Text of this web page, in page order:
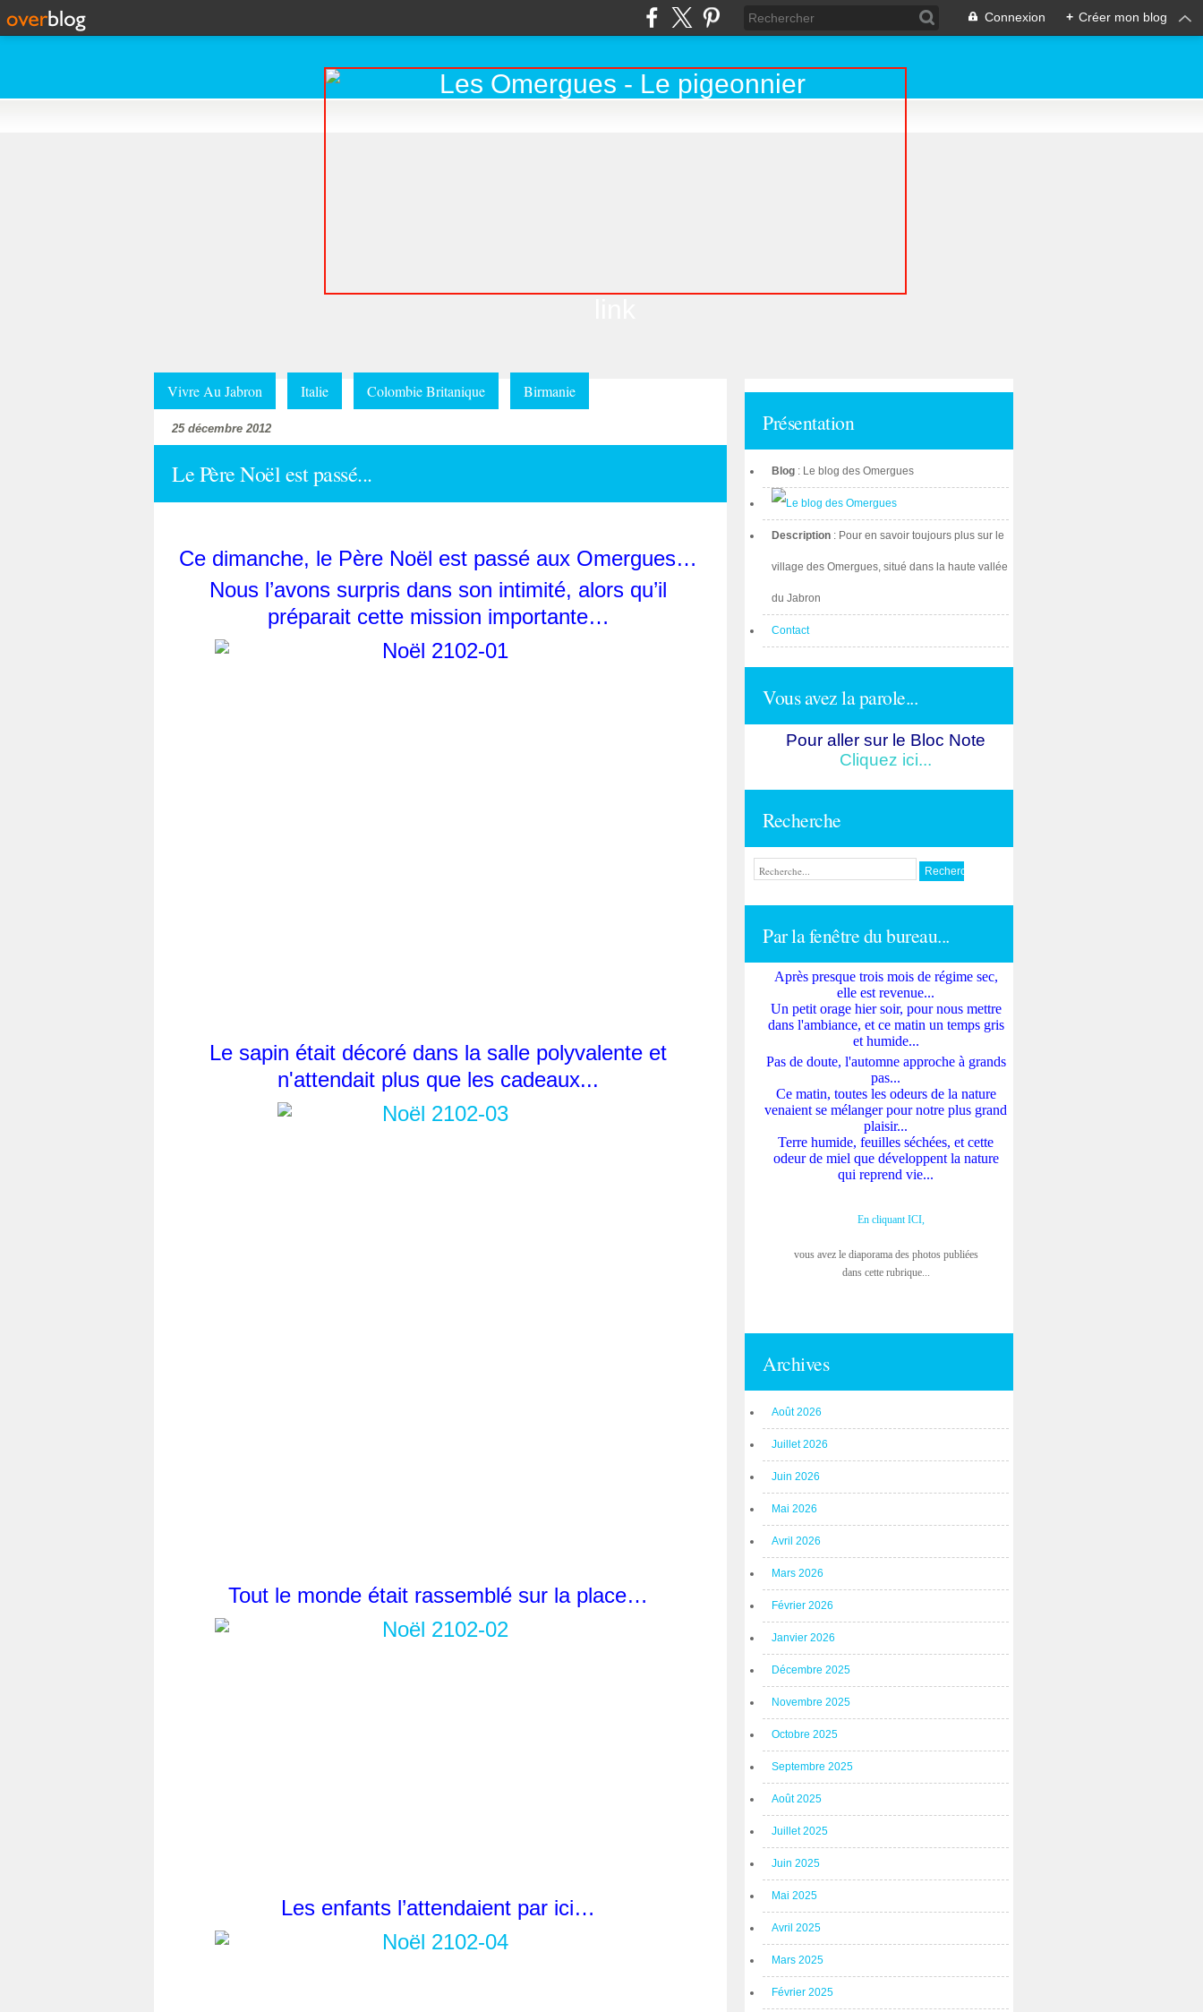
Connexion + Créer mon blog
Vivre Au Jabron Italie Colombie Britanique Birmanie
25 décembre 2012
Le Père Noël est passé...
Ce dimanche, le Père Noël est passé aux Omergues…
Nous l’avons surpris dans son intimité, alors qu’il
préparait cette mission importante…
Le sapin était décoré dans la salle polyvalente et
n'attendait plus que les cadeaux...
Tout le monde était rassemblé sur la place…
Les enfants l’attendaient par ici…
Présentation
Blog : Le blog des Omergues
Description : Pour en savoir toujours plus sur le
village des Omergues, situé dans la haute vallée
du Jabron
Contact
Vous avez la parole...
Pour aller sur le Bloc Note
Cliquez ici...
Recherche
Par la fenêtre du bureau...
Après presque trois mois de régime sec,
elle est revenue...
Un petit orage hier soir, pour nous mettre
dans l'ambiance, et ce matin un temps gris
et humide...
Pas de doute, l'automne approche à grands
pas...
Ce matin, toutes les odeurs de la nature
venaient se mélanger pour notre plus grand
plaisir...
Terre humide, feuilles séchées, et cette
odeur de miel que développent la nature
qui reprend vie...
En cliquant ICI,
vous avez le diaporama des photos publiées
dans cette rubrique...
Archives
Août 2026
Juillet 2026
Juin 2026
Mai 2026
Avril 2026
Mars 2026
Février 2026
Janvier 2026
Décembre 2025
Novembre 2025
Octobre 2025
Septembre 2025
Août 2025
Juillet 2025
Juin 2025
Mai 2025
Avril 2025
Mars 2025
Février 2025